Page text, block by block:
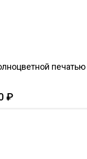
печатью
₽